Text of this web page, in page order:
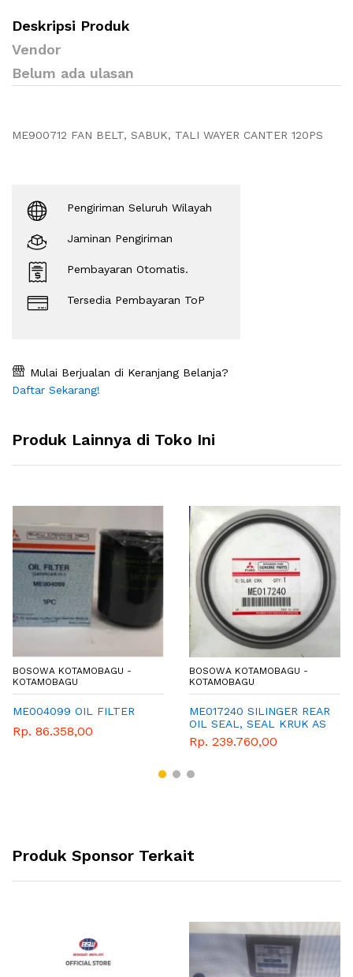
Deskripsi Produk
Vendor
Belum ada ulasan
ME900712 FAN BELT, SABUK, TALI WAYER CANTER 120PS
Pengiriman Seluruh Wilayah
Jaminan Pengiriman
Pembayaran Otomatis.
Tersedia Pembayaran ToP
Mulai Berjualan di Keranjang Belanja?
Daftar Sekarang!
Produk Lainnya di Toko Ini
BOSOWA KOTAMOBAGU -
KOTAMOBAGU
ME004099 OIL FILTER
Rp. 86.358,00
BOSOWA KOTAMOBAGU -
KOTAMOBAGU
ME017240 SILINGER REAR
OIL SEAL, SEAL KRUK AS
BELAKANG CANTER
Rp. 239.760,00
Produk Sponsor Terkait